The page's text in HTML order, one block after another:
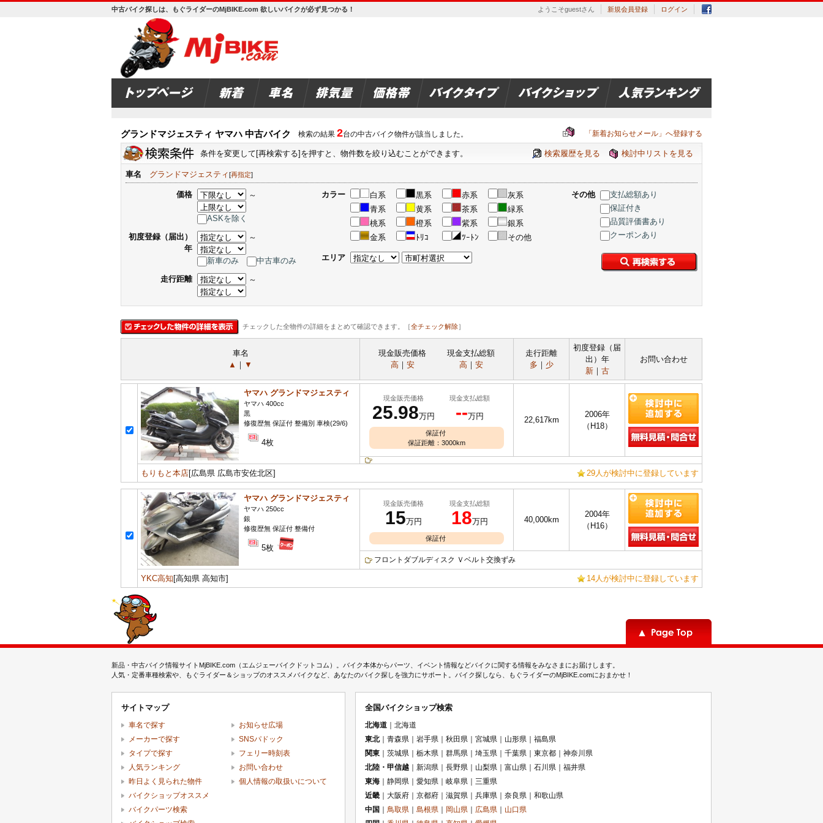
中古バイク探しは、もぐライダーのMjBIKE.com 欲しいバイクが必ず見つかる！ ようこそguestさん 新規会員登録 ログイン
グランドマジェスティ ヤマハ 中古バイク 検索の結果 2台の中古バイク物件が該当しました。 「新着お知らせメール」へ登録する
条件を変更して[再検索する]を押すと、物件数を絞り込むことができます。 検討中リストを見る
検索履歴を見る
車名 グランドマジェスティ[再指定]
価格 ～
ASKを除く
初度登録（届出）
年
～
新車のみ
中古車のみ
走行距離
～
カラー 白系 黒系 赤系
灰系
青系
黄系 茶系
緑系
桃系
橙系 紫系
銀系
金系
ﾄﾘｺ ﾂｰﾄﾝ その他
エリア
その他
支払総額あり
保証付き
品質評価書あり
クーポンあり
チェックした全物件の詳細をまとめて確認できます。［全チェック解除］
車名
▲ ｜ ▼
現金販売価格
高｜ 安
現金支払総額
高｜ 安
走行距離
多 ｜ 少
初度登録（届
出）年
新｜ 古
お問い合わせ
ヤマハ グランドマジェスティ
ヤマハ 400cc
黒
修復歴無 保証付 整備別 車検(29/6)
4枚
現金販売価格 現金支払総額
25.98万円 --万円
保証付
保証距離：3000km
22,617km
2006年
（H18）
もりもと本店[広島県 広島市安佐北区] 29人が検討中に登録しています
ヤマハ グランドマジェスティ
ヤマハ 250cc
銀
修復歴無 保証付 整備付
5枚
現金販売価格 現金支払総額
15万円 18万円
保証付
40,000km
2004年
（H16）
フロントダブルディスク Ｖベルト交換ずみ
YKC高知 [高知県 高知市] 14人が検討中に登録しています
新品・中古バイク情報サイトMjBIKE.com（エムジェーバイクドットコム）。バイク本体からパーツ、イベント情報などバイクに関する情報をみなさまにお届けします。
人気・定番車種検索や、もぐライダー＆ショップのオススメバイクなど、あなたのバイク探しを強力にサポート。バイク探しなら、もぐライダーのMjBIKE.comにおまかせ！
サイトマップ
車名で探す
メーカーで探す
タイプで探す
人気ランキング
昨日よく見られた物件
バイクショップオススメ
バイクパーツ検索
お知らせ広場
SNSパドック
フェリー時刻表
お問い合わせ
個人情報の取扱いについて
全国バイクショップ検索
北海道 ｜北海道
東北｜青森県｜岩手県｜秋田県｜宮城県｜山形県｜福島県
関東 ｜茨城県｜栃木県｜群馬県｜埼玉県｜千葉県｜東京都｜神奈川県
北陸・甲信越 ｜新潟県｜長野県｜山梨県｜富山県｜石川県｜福井県
東海 ｜静岡県｜愛知県｜岐阜県｜三重県
近畿 ｜大阪府｜京都府｜滋賀県｜兵庫県｜奈良県｜和歌山県
中国
鳥取県 島根県 岡山県 広島県
山口県